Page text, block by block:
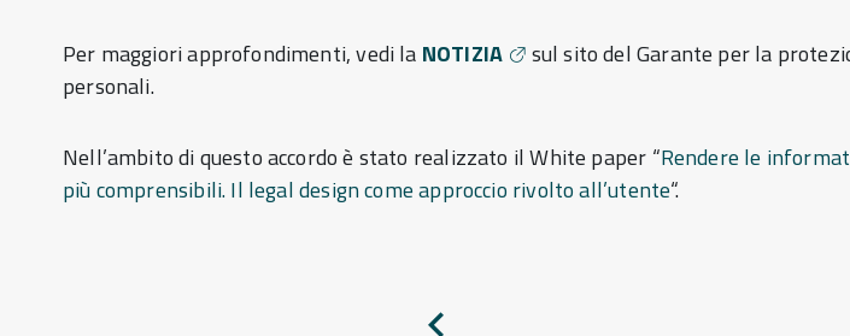
Per maggiori approfondimenti, vedi la NOTIZIA
sul sito del Garante per la
personali.
Nell’ambito di questo accordo è stato realizzato il White paper “Rendere le
più comprensibili. Il legal design come approccio rivolto all’utente“.